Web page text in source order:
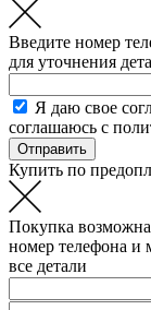
Введите номер
для уточнения
Я даю свое
соглашаюсь с
Купить по
Покупка
номер телефона и
все детали